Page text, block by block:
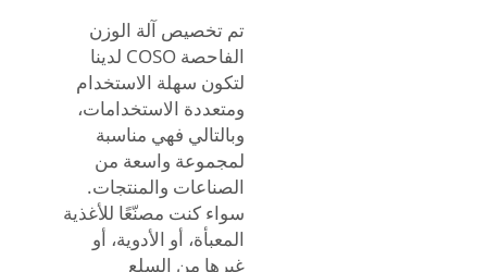
تم تخصيص آلة الوزن
الفاحصة COSO لدينا
لتكون سهلة الاستخدام
ومتعددة الاستخدامات،
وبالتالي فهي مناسبة
لمجموعة واسعة من
الصناعات والمنتجات.
سواء كنت مصنّعًا للأغذية
المعبأة، أو الأدوية، أو
غيرها من السلع